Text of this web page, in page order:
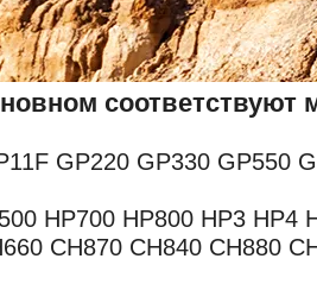
соответствуют
GP220 GP330 GP550
HP700 HP800 HP3 HP4
CH870 CH840 CH880